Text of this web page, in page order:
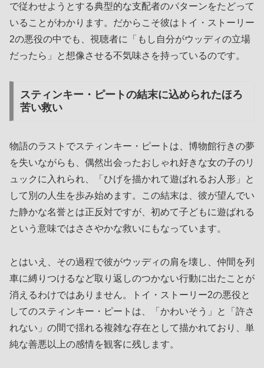
で従わせようとする典型的な支配者のパターンをたどって
いることがわかります。だからこそ彼はトイ・ストーリー
2の悪役の中でも、視聴者に「もし自分がウッディの立場
だったら」と想像させる不気味さを持っているのです。
スティンキー・ピートの結末に込められたほろ
苦い救い
物語のラストでスティンキー・ピートは、博物館行きの夢
を失いながらも、偶然出会ったおしゃれ好きな女の子のリ
ュックに入れられ、「ひげを描かれて遊ばれるお人形」と
して別の人生を歩み始めます。この結末は、彼が望んでい
た静かな名誉とは正反対ですが、初めて子どもに遊ばれる
という意味ではささやかな救いにもなっています。
とはいえ、その過程で彼がウッディの肩を壊し、仲間を列
車に縛りつけるなど取り返しのつかない行動に出たことが
消えるわけではありません。トイ・ストーリー2の悪役と
してのスティンキー・ピートは、「かわいそう」と「許さ
れない」の間で揺れる複雑な存在として描かれており、単
純な善悪以上の感情を観客に残します。